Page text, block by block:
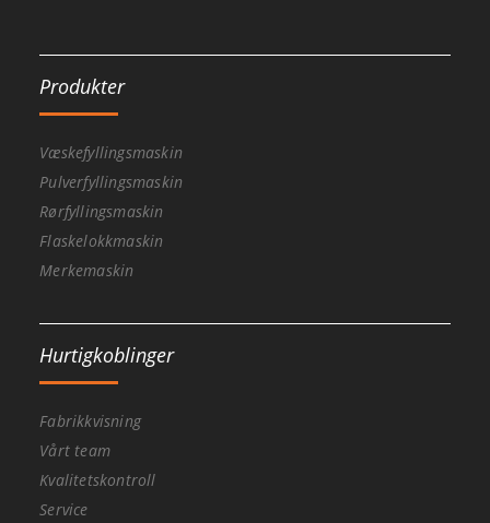
Produkter
Væskefyllingsmaskin
Pulverfyllingsmaskin
Rørfyllingsmaskin
Flaskelokkmaskin
Merkemaskin
Hurtigkoblinger
Fabrikkvisning
Vårt team
Kvalitetskontroll
Service